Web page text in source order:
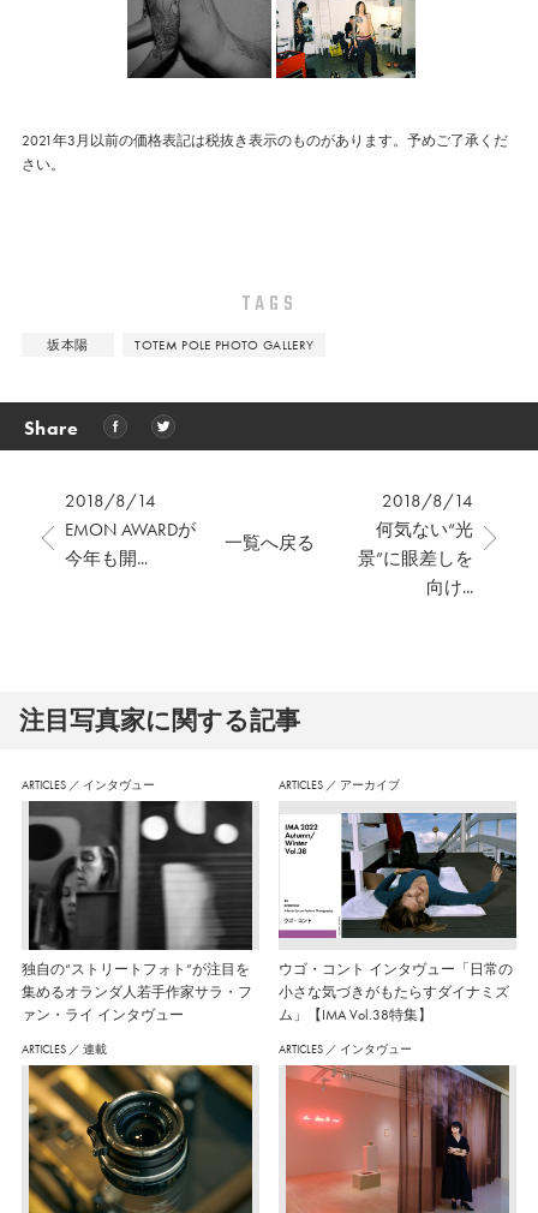
2021年3月以前の価格表記は税抜き表示のものがあります。予めご了承くだ
さい。
TAGS
坂本陽 TOTEM POLE PHOTO GALLERY
Share
2018/8/14
EMON AWARDが
今年も開...
2018/8/14
何気ない“光
景”に眼差しを
向け...
一覧へ戻る
注⽬写真家に関する記事
ARTICLES ／ インタヴュー
独自の“ストリートフォト”が注目を
集めるオランダ人若手作家サラ・フ
ァン・ライ インタヴュー
ARTICLES ／ アーカイブ
ウゴ・コント インタヴュー「日常の
小さな気づきがもたらすダイナミズ
ム」【IMA Vol.38特集】
ARTICLES ／ 連載 ARTICLES ／ インタヴュー